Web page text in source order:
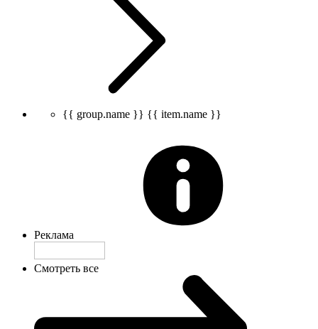
{{ group.name }} {{ item.name }}
Реклама
Смотреть все